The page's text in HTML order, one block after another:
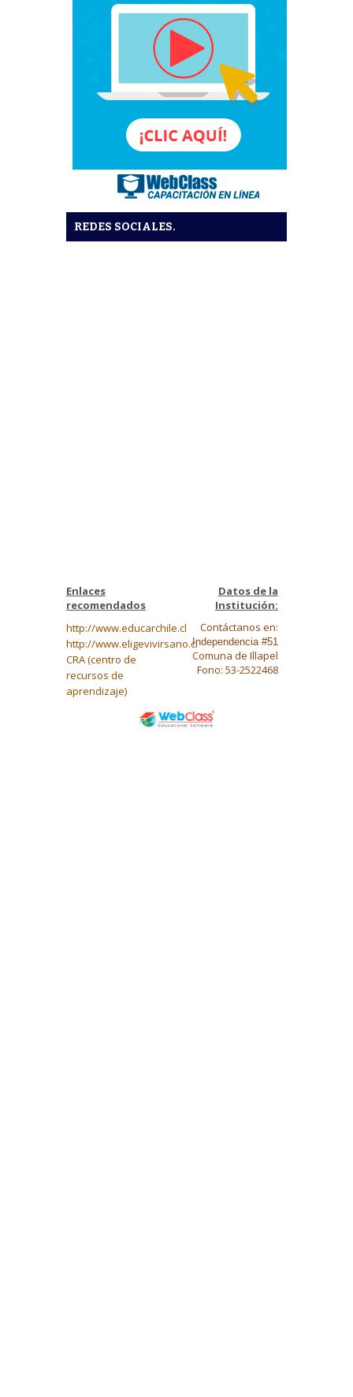
REDES SOCIALES.
Enlaces
recomendados
http://www.educarchile.cl
http://www.eligevivirsano.cl
CRA (centro de
recursos de
aprendizaje)
Datos de la
Institución:
Contáctanos en:
Independencia #51
Comuna de Illapel
Fono: 53-2522468